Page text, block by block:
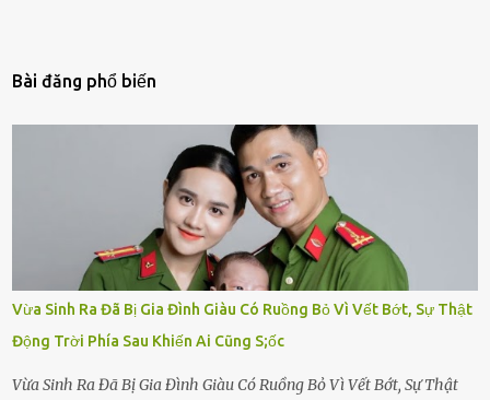
Bài đăng phổ biến
Vừa Sinh Ra Đã Bị Gia Đình Giàu Có Ruồng Bỏ Vì Vết Bớt, Sự Thật
Động Trời Phía Sau Khiến Ai Cũng S;ốc
Vừa Sinh Ra Đã Bị Gia Đình Giàu Có Ruồng Bỏ Vì Vết Bớt, Sự Thật